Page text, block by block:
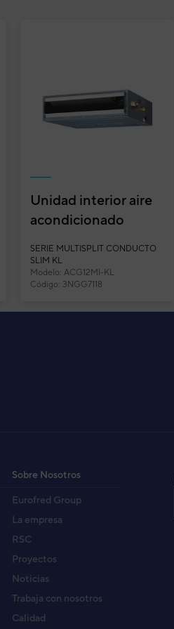
General
- / - / -
35 / 30 / 27
198 / 700 / 450
Unidad interior aire
acondicionado
General ACG12MI...
SERIE MULTISPLIT CONDUCTO
SLIM KL
Modelo: ACG12MI-KL
Código: 3NGG7118
Sobre Nosotros
Eurofred Group
La empresa
RSC
Proyectos
Noticias
Trabaja con nosotros
Calidad